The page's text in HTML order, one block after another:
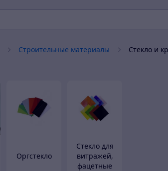
Строительные материалы Стекло и
Оргстекло
Стекло для
витражей,
фацетные